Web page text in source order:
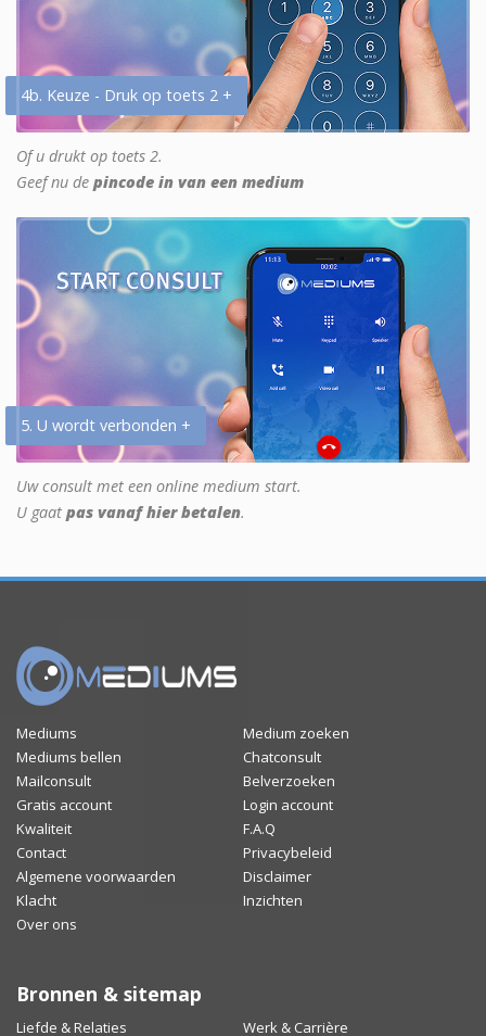
4b. Keuze - Druk op toets 2 +
Of u drukt op toets 2.
Geef nu de pincode in van een medium
5. U wordt verbonden +
Uw consult met een online medium start.
U gaat pas vanaf hier betalen.
Mediums
Medium zoeken
Mediums bellen
Chatconsult
Mailconsult
Belverzoeken
Gratis account
Login account
Kwaliteit
F.A.Q
Contact
Privacybeleid
Algemene voorwaarden
Disclaimer
Klacht
Inzichten
Over ons
Bronnen & sitemap
Liefde & Relaties Werk & Carrière